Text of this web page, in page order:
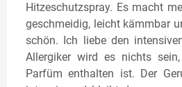
Hitzeschutzspray. Es macht
geschmeidig, leicht kämmbar
schön. Ich liebe den
Allergiker wird es nichts
Parfüm enthalten ist. Der